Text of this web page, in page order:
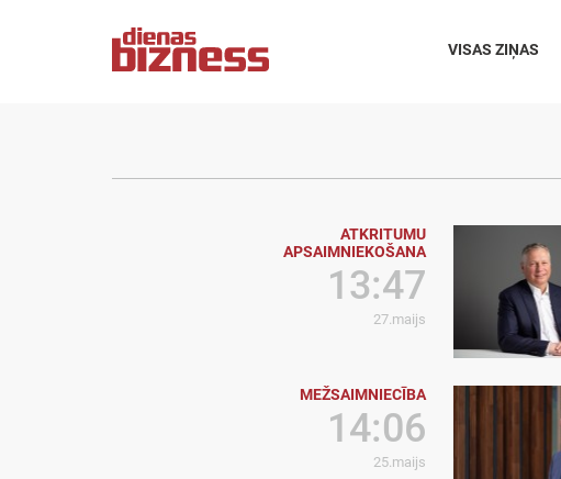
VISAS ZIŅAS
ATKRITUMU
APSAIMNIEKOŠANA
13:47
27.maijs
MEŽSAIMNIECĪBA
14:06
25.maijs